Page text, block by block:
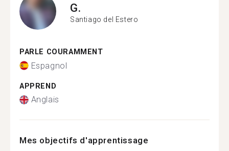
G.
Santiago del Estero
PARLE COURAMMENT
Espagnol
APPREND
Anglais
Mes objectifs d'apprentissage